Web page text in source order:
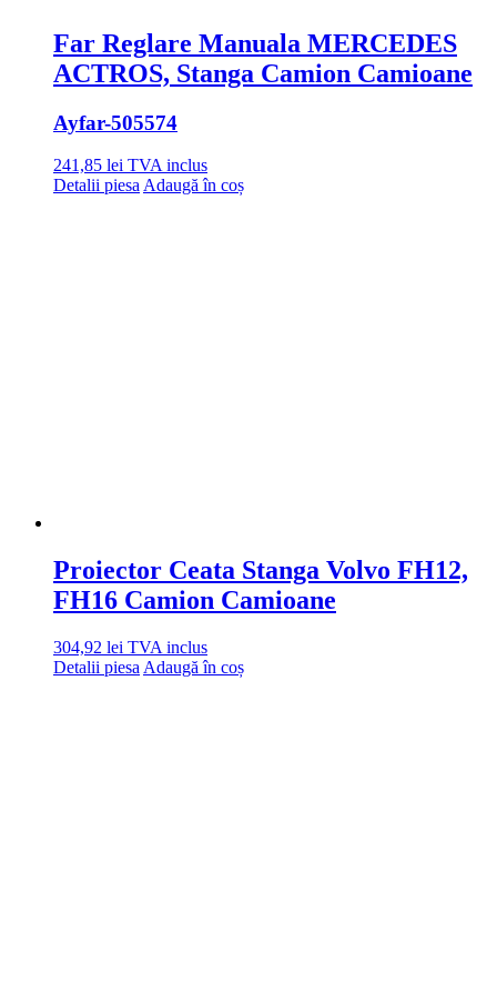
Far Reglare Manuala MERCEDES
ACTROS, Stanga Camion Camioane
Ayfar-505574
241,85 lei TVA inclus
Detalii piesa Adaugă în coș
Proiector Ceata Stanga Volvo FH12,
FH16 Camion Camioane
304,92 lei TVA inclus
Detalii piesa Adaugă în coș